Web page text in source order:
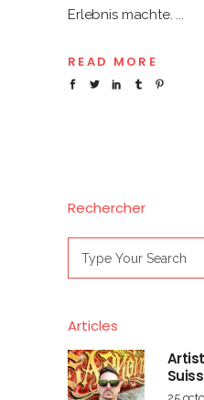
Erlebnis machte.
READ MORE
Rechercher
for:
Articles